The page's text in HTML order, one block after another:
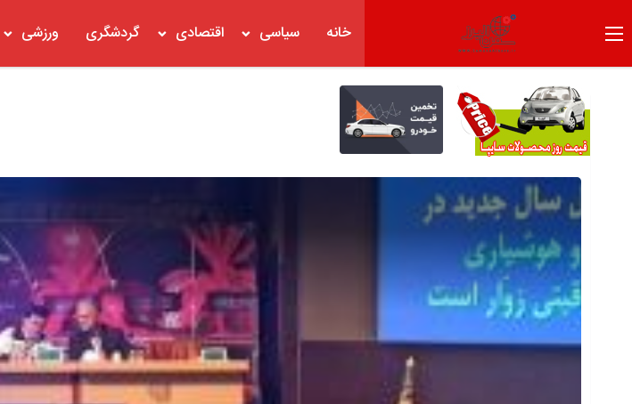
خانه سیاسی اقتصادی گردشگری ورزشی